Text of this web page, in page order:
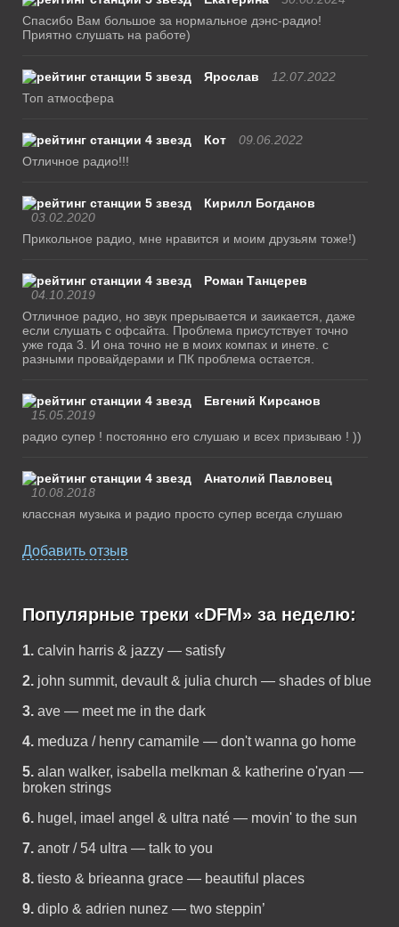
Спасибо Вам большое за нормальное дэнс-радио!
Приятно слушать на работе)
Ярослав
12.07.2022
Топ атмосфера
Кот
09.06.2022
Отличное радио!!!
Кирилл Богданов
03.02.2020
Прикольное радио, мне нравится и моим друзьям тоже!)
Роман Танцерев
04.10.2019
Отличное радио, но звук прерывается и заикается, даже
если слушать с офсайта. Проблема присутствует точно
уже года 3. И она точно не в моих компах и инете. с
разными провайдерами и ПК проблема остается.
Евгений Кирсанов
15.05.2019
радио супер ! постоянно его слушаю и всех призываю ! ))
Анатолий Павловец
10.08.2018
классная музыка и радио просто супер всегда слушаю
Добавить отзыв
Популярные треки «DFM» за неделю:
1. calvin harris & jazzy — satisfy
2. john summit, devault & julia church — shades of blue
3. ave — meet me in the dark
4. meduza / henry camamile — don't wanna go home
5. alan walker, isabella melkman & katherine o'ryan —
broken strings
6. hugel, imael angel & ultra naté — movin' to the sun
7. anotr / 54 ultra — talk to you
8. tiesto & brieanna grace — beautiful places
9. diplo & adrien nunez — two steppin’